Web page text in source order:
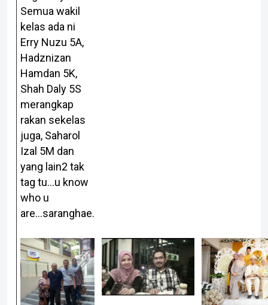
Semua wakil
kelas ada ni
Erry Nuzu 5A,
Hadznizan
Hamdan 5K,
Shah Daly 5S
merangkap
rakan sekelas
juga, Saharol
Izal 5M dan
yang lain2 tak
tag tu...u know
who u
are...saranghae.